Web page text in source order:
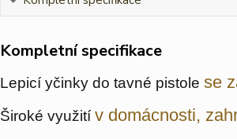
Kompletní specifikace
Lepicí yčinky do tavné pistole se
Široké využití v domácnosti,